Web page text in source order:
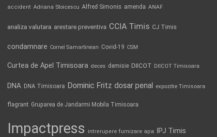
accident Adriana Stoicescu Alfred Simonis amenda ANAF
analiza valutara arestare preventiva CCIA Timis CJ Timis
condamnare Cornel Samartinean Covid-19 CSM
Curtea de Apel Timisoara deces demisie DIICOT DIICOT Timisoara
DNA DNA Timisoara Dominic Fritz dosar penal expozitie Timisoara
flagrant Gruparea de Jandarmi Mobila Timisoara
Impactpress intrerupere furnizare apa IPJ Timis